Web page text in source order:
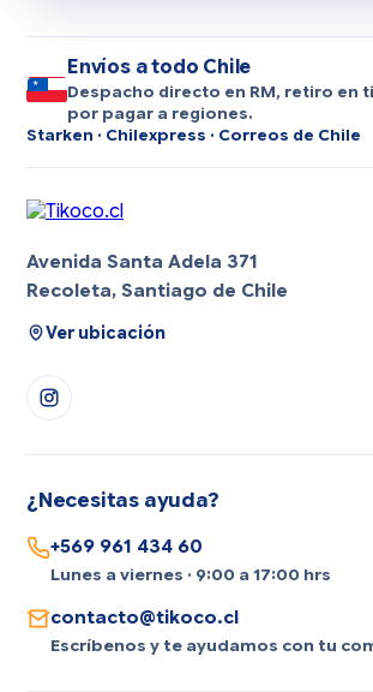
Envíos a todo Chile
Despacho directo en RM, retiro en
por pagar a regiones.
Starken · Chilexpress · Correos de Chile
Avenida Santa Adela 371
Recoleta, Santiago de Chile
Ver ubicación
¿Necesitas ayuda?
+569 961 434 60
Lunes a viernes · 9:00 a 17:00 hrs
contacto@tikoco.cl
Escríbenos y te ayudamos con tu